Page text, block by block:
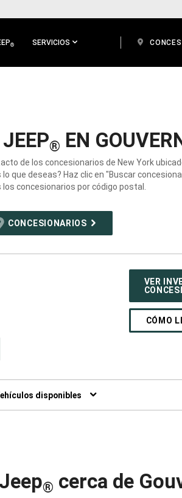
® SERVICIOS
® EN
de los concesionarios de New York
lo que deseas? Haz clic en "Buscar
concesionarios por código postal.
CONCESIONARIOS
VER
CÓMO
disponibles
® cerca de